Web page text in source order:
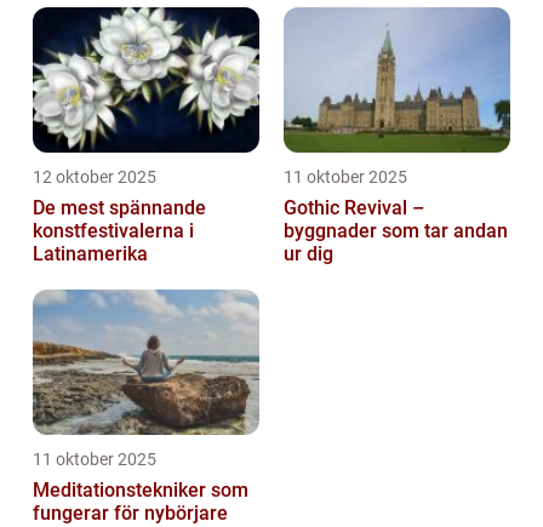
12 oktober 2025
De mest spännande
konstfestivalerna i
Latinamerika
11 oktober 2025
Gothic Revival –
byggnader som tar andan
ur dig
11 oktober 2025
Meditationstekniker som
fungerar för nybörjare